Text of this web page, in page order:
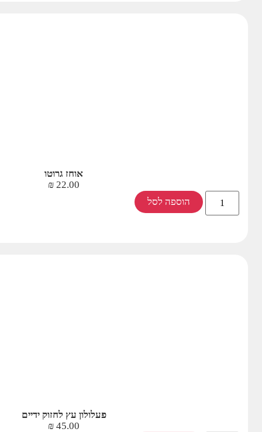
אוחז גרוטו
22.00
₪
הוספה לסל
פעלולון עץ לחזוק ידיים
45.00
₪